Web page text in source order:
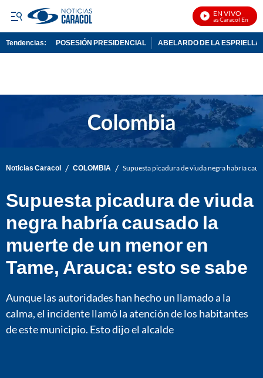
EN VIVO
Noticias Caracol En Vivo
Tendencias: POSESIÓN PRESIDENCIAL ABELARDO DE LA ESPRIELLA
Noticias Caracol / COLOMBIA / Supuesta picadura de viuda negra habría
Supuesta picadura de viuda
negra habría causado la
muerte de un menor en
Tame, Arauca: esto se sabe
Aunque las autoridades han hecho un llamado a la
calma, el incidente llamó la atención de los habitantes
de este municipio. Esto dijo el alcalde